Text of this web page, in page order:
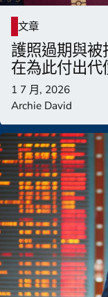
文章
護照過期與
在為此付出代
1 7 月, 2026
Archie David